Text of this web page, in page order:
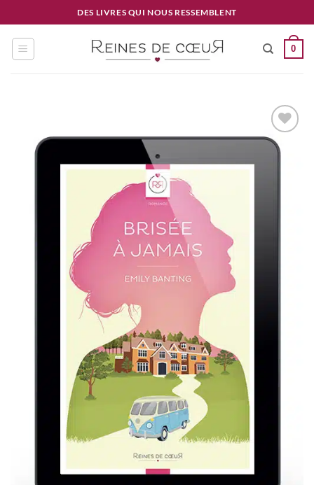
au
contenu
DES LIVRES QUI NOUS RESSEMBLENT
0
Ajouter